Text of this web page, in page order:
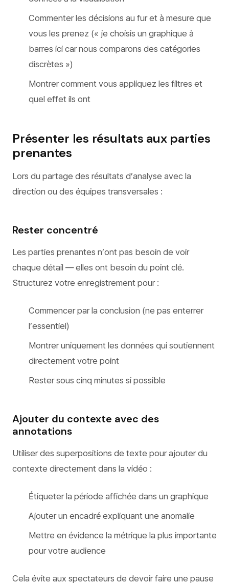
Commenter les décisions au fur et à mesure que
vous les prenez (« je choisis un graphique à
barres ici car nous comparons des catégories
discrètes »)
Montrer comment vous appliquez les filtres et
quel effet ils ont
Présenter les résultats aux parties
prenantes
Lors du partage des résultats d’analyse avec la
direction ou des équipes transversales :
Rester concentré
Les parties prenantes n’ont pas besoin de voir
chaque détail — elles ont besoin du point clé.
Structurez votre enregistrement pour :
Commencer par la conclusion (ne pas enterrer
l’essentiel)
Montrer uniquement les données qui soutiennent
directement votre point
Rester sous cinq minutes si possible
Ajouter du contexte avec des
annotations
Utiliser des superpositions de texte pour ajouter du
contexte directement dans la vidéo :
Étiqueter la période affichée dans un graphique
Ajouter un encadré expliquant une anomalie
Mettre en évidence la métrique la plus importante
pour votre audience
Cela évite aux spectateurs de devoir faire une pause